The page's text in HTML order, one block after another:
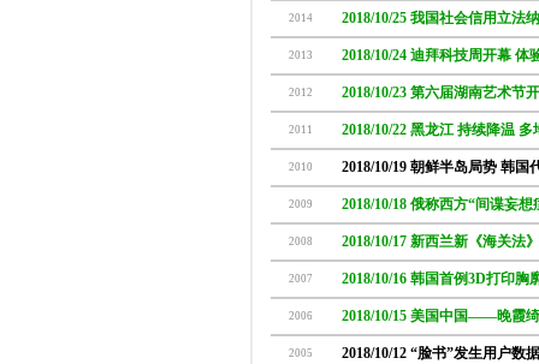
2014 2018/10/25 我国社会信用立法
2013 2018/10/24 迪拜科技周开幕 体
2012 2018/10/23 第六届湖南艺术节
2011 2018/10/22 黑龙江 持续降温
2010 2018/10/19 朝鲜半岛局势 韩
2009 2018/10/18 俄称西方“间谍妄想
2008 2018/10/17 新西兰新《海关法
2007 2018/10/16 韩国首例3D打印胸
2006 2018/10/15 美国中国——晚霞
2005 2018/10/12 “脸书”发生用户数